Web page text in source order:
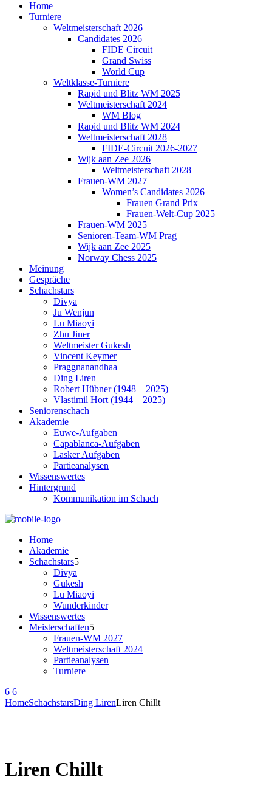
Home
Turniere
Weltmeisterschaft 2026
Candidates 2026
FIDE Circuit
Grand Swiss
World Cup
Weltklasse-Turniere
Rapid und Blitz WM 2025
Weltmeisterschaft 2024
WM Blog
Rapid und Blitz WM 2024
Weltmeisterschaft 2028
FIDE-Circuit 2026-2027
Wijk aan Zee 2026
Weltmeisterschaft 2028
Frauen-WM 2027
Women’s Candidates 2026
Frauen Grand Prix
Frauen-Welt-Cup 2025
Frauen-WM 2025
Senioren-Team-WM Prag
Wijk aan Zee 2025
Norway Chess 2025
Meinung
Gespräche
Schachstars
Divya
Ju Wenjun
Lu Miaoyi
Zhu Jiner
Weltmeister Gukesh
Vincent Keymer
Praggnanandhaa
Ding Liren
Robert Hübner (1948 – 2025)
Vlastimil Hort (1944 – 2025)
Seniorenschach
Akademie
Euwe-Aufgaben
Capablanca-Aufgaben
Lasker Aufgaben
Partieanalysen
Wissenswertes
Hintergrund
Kommunikation im Schach
Home
Akademie
Schachstars
Divya
Gukesh
Lu Miaoyi
Wunderkinder
Wissenswertes
Meisterschaften
Frauen-WM 2027
Weltmeisterschaft 2024
Partieanalysen
Turniere
HomeSchachstarsDing LirenLiren Chillt
Liren Chillt